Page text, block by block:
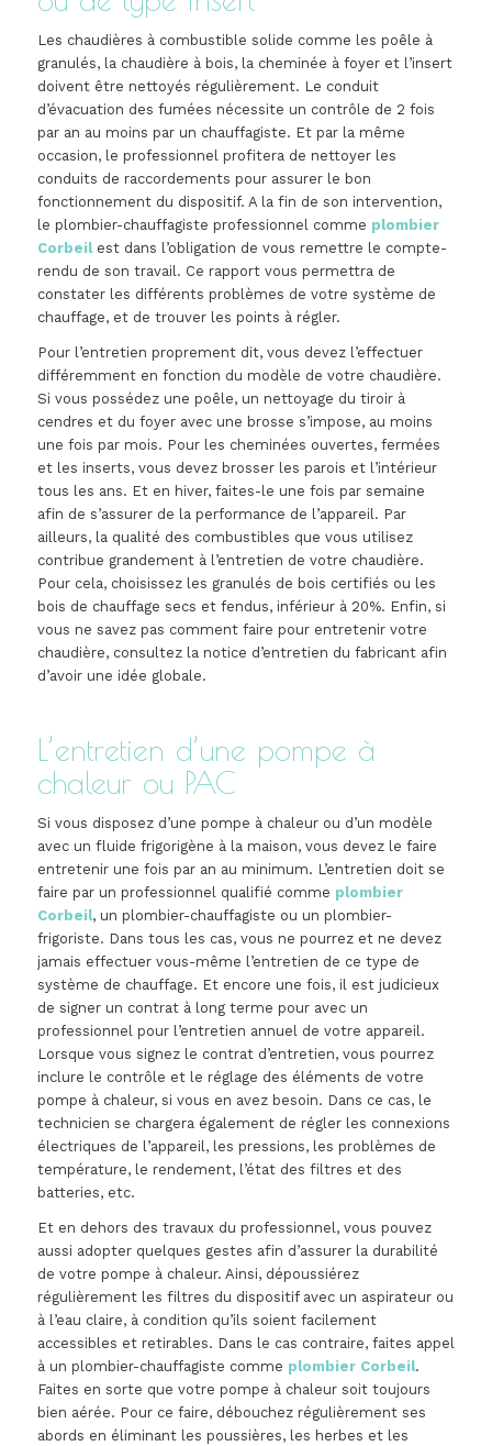
Les chaudières à combustible solide comme les poêle à
granulés, la chaudière à bois, la cheminée à foyer et l’insert
doivent être nettoyés régulièrement. Le conduit
d’évacuation des fumées nécessite un contrôle de 2 fois
par an au moins par un chauffagiste. Et par la même
occasion, le professionnel profitera de nettoyer les
conduits de raccordements pour assurer le bon
fonctionnement du dispositif. A la fin de son intervention,
le plombier-chauffagiste professionnel comme plombier
Corbeilest dans l’obligation de vous remettre le compte-
rendu de son travail. Ce rapport vous permettra de
constater les différents problèmes de votre système de
chauffage, et de trouver les points à régler.
Pour l’entretien proprement dit, vous devez l’effectuer
différemment en fonction du modèle de votre chaudière.
Si vous possédez une poêle, un nettoyage du tiroir à
cendres et du foyer avec une brosse s’impose, au moins
une fois par mois. Pour les cheminées ouvertes, fermées
et les inserts, vous devez brosser les parois et l’intérieur
tous les ans. Et en hiver, faites-le une fois par semaine
afin de s’assurer de la performance de l’appareil. Par
ailleurs, la qualité des combustibles que vous utilisez
contribue grandement à l’entretien de votre chaudière.
Pour cela, choisissez les granulés de bois certifiés ou les
bois de chauffage secs et fendus, inférieur à 20%. Enfin, si
vous ne savez pas comment faire pour entretenir votre
chaudière, consultez la notice d’entretien du fabricant afin
d’avoir une idée globale.
L’entretien d’une pompe à
chaleur ou PAC
Si vous disposez d’une pompe à chaleur ou d’un modèle
avec un fluide frigorigène à la maison, vous devez le faire
entretenir une fois par an au minimum. L’entretien doit se
faire par un professionnel qualifié comme plombier
Corbeil, un plombier-chauffagiste ou un plombier-
frigoriste. Dans tous les cas, vous ne pourrez et ne devez
jamais effectuer vous-même l’entretien de ce type de
système de chauffage. Et encore une fois, il est judicieux
de signer un contrat à long terme pour avec un
professionnel pour l’entretien annuel de votre appareil.
Lorsque vous signez le contrat d’entretien, vous pourrez
inclure le contrôle et le réglage des éléments de votre
pompe à chaleur, si vous en avez besoin. Dans ce cas, le
technicien se chargera également de régler les connexions
électriques de l’appareil, les pressions, les problèmes de
température, le rendement, l’état des filtres et des
batteries, etc.
Et en dehors des travaux du professionnel, vous pouvez
aussi adopter quelques gestes afin d’assurer la durabilité
de votre pompe à chaleur. Ainsi, dépoussiérez
régulièrement les filtres du dispositif avec un aspirateur ou
à l’eau claire, à condition qu’ils soient facilement
accessibles et retirables. Dans le cas contraire, faites appel
à un plombier-chauffagiste comme plombier Corbeil.
Faites en sorte que votre pompe à chaleur soit toujours
bien aérée. Pour ce faire, débouchez régulièrement ses
abords en éliminant les poussières, les herbes et les